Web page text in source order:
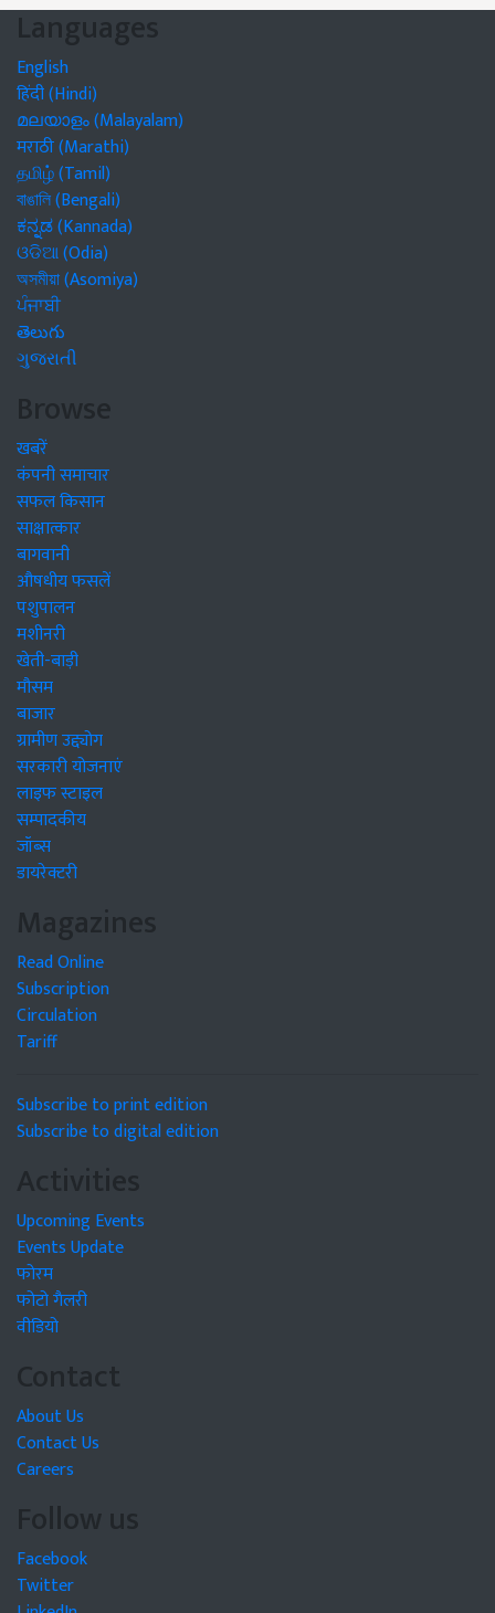
Languages
English
हिंदी (Hindi)
മലയാളം (Malayalam)
मराठी (Marathi)
தமிழ் (Tamil)
বাঙালি (Bengali)
ಕನ್ನಡ (Kannada)
ଓଡିଆ (Odia)
অসমীয়া (Asomiya)
ਪੰਜਾਬੀ
తెలుగు
ગુજરાતી
Browse
खबरें
कंपनी समाचार
सफल किसान
साक्षात्कार
बागवानी
औषधीय फसलें
पशुपालन
मशीनरी
खेती-बाड़ी
मौसम
बाजार
ग्रामीण उद्द्योग
सरकारी योजनाएं
लाइफ स्टाइल
सम्पादकीय
जॉब्स
डायरेक्टरी
Magazines
Read Online
Subscription
Circulation
Tariff
Subscribe to print edition
Subscribe to digital edition
Activities
Upcoming Events
Events Update
फोरम
फोटो गैलरी
वीडियो
Contact
About Us
Contact Us
Careers
Follow us
Facebook
Twitter